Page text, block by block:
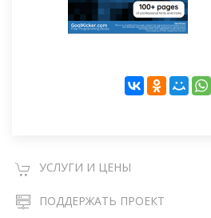
УСЛУГИ И ЦЕНЫ
ПОДДЕРЖАТЬ ПРОЕКТ